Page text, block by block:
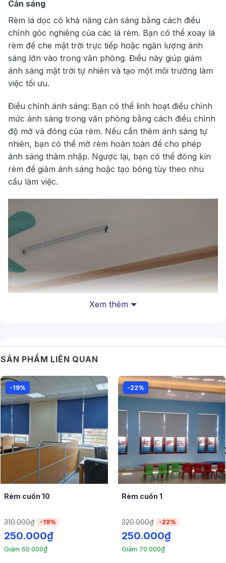
Cản sáng
Rèm lá dọc có khả năng cản sáng bằng cách điều
chỉnh góc nghiêng của các lá rèm. Bạn có thể xoay lá
rèm để che mặt trời trực tiếp hoặc ngăn lượng ánh
sáng lớn vào trong văn phòng. Điều này giúp giảm
ánh sáng mặt trời tự nhiên và tạo một môi trường làm
việc tối ưu.
Điều chỉnh ánh sáng: Bạn có thể linh hoạt điều chỉnh
mức ánh sáng trong văn phòng bằng cách điều chỉnh
độ mở và đóng của rèm. Nếu cần thêm ánh sáng tự
nhiên, bạn có thể mở rèm hoàn toàn để cho phép
ánh sáng thâm nhập. Ngược lại, bạn có thể đóng kín
rèm để giảm ánh sáng hoặc tạo bóng tùy theo nhu
cầu làm việc.
Xem thêm
SẢN PHẨM LIÊN QUAN
-19%
Rèm cuốn 10
310.000₫ -19%
250.000₫
Giảm 60.000₫
-22%
Rèm cuốn 1
320.000₫ -22%
250.000₫
Giảm 70.000₫